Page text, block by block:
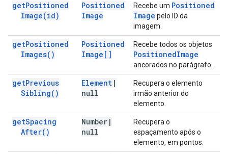
getPositioned
Image(id)
Positioned
Image
Recebe um Positioned
Image pelo ID da
imagem.
getPositioned
Images( )
Positioned
Image[]
Recebe todos os objetos
PositionedImage
ancorados no parágrafo.
getPrevious
Sibling( )
Element |
null
Recupera o elemento
irmão anterior do
elemento.
getSpacing
After( )
Number |
null
Recupera o
espaçamento após o
elemento, em pontos.